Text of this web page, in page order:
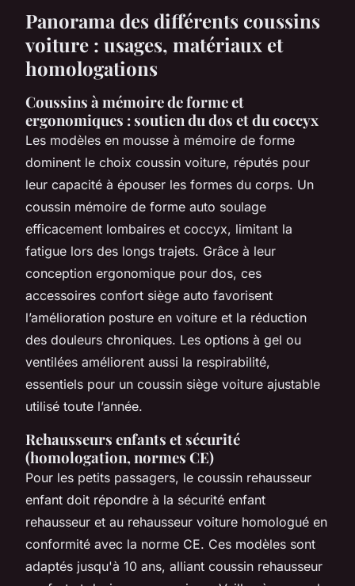
Panorama des différents coussins
voiture : usages, matériaux et
homologations
Coussins à mémoire de forme et
ergonomiques : soutien du dos et du coccyx
Les modèles en mousse à mémoire de forme
dominent le choix coussin voiture, réputés pour
leur capacité à épouser les formes du corps. Un
coussin mémoire de forme auto soulage
efficacement lombaires et coccyx, limitant la
fatigue lors des longs trajets. Grâce à leur
conception ergonomique pour dos, ces
accessoires confort siège auto favorisent
l’amélioration posture en voiture et la réduction
des douleurs chroniques. Les options à gel ou
ventilées améliorent aussi la respirabilité,
essentiels pour un coussin siège voiture ajustable
utilisé toute l’année.
Rehausseurs enfants et sécurité
(homologation, normes CE)
Pour les petits passagers, le coussin rehausseur
enfant doit répondre à la sécurité enfant
rehausseur et au rehausseur voiture homologué en
conformité avec la norme CE. Ces modèles sont
adaptés jusqu'à 10 ans, alliant coussin rehausseur